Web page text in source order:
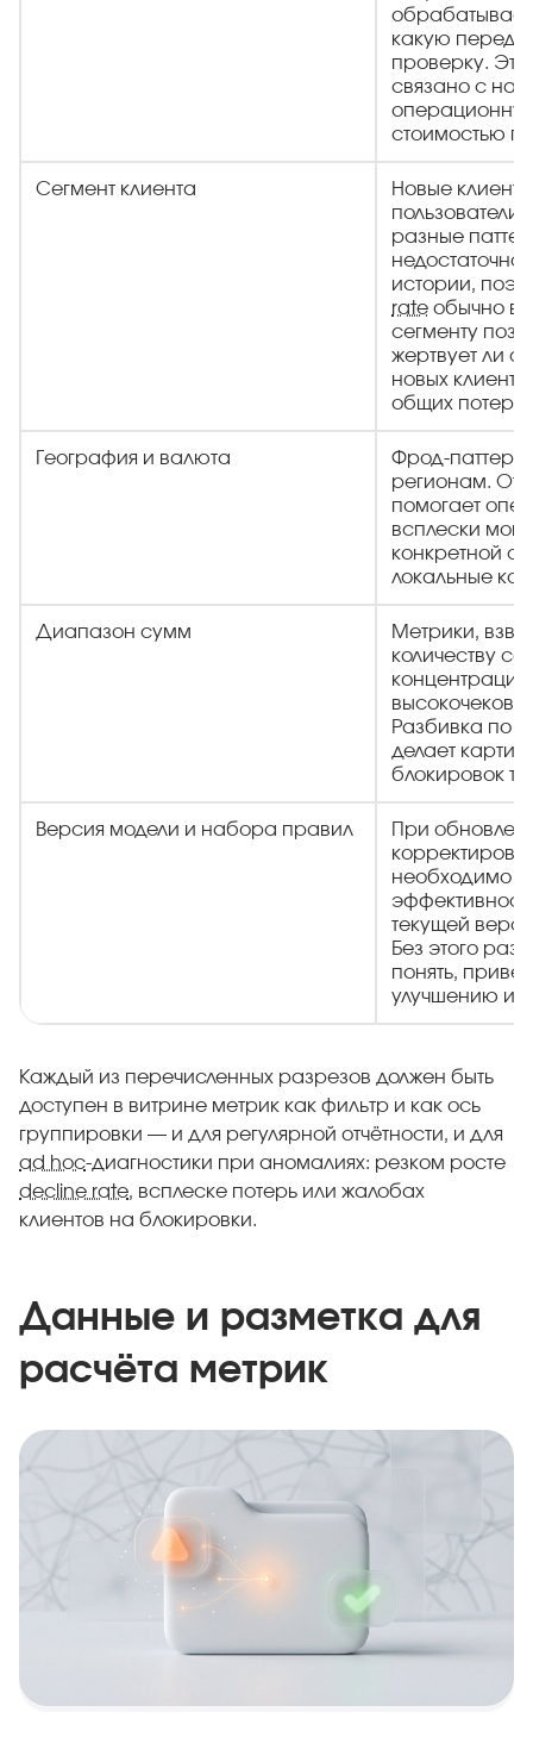
какую
проверку.
связано с
стоимостью
Сегмент клиента
Новые
пользователи
разные
недостаточно
истории,
rate обычно
сегменту
жертвует ли
новых
общих потерь.
География и валюта
Фрод-
регионам.
помогает
всплески
конкретной
локальные
Диапазон сумм
Метрики,
количеству
Разбивка по
делает
блокировок
Версия модели и набора правил
При
необходимо
текущей
Без этого
понять,
улучшению
Каждый из перечисленных разрезов должен быть
доступен в витрине метрик как фильтр и как ось
группировки — и для регулярной отчётности, и для
ad hoc-диагностики при аномалиях: резком росте
decline rate, всплеске потерь или жалобах
клиентов на блокировки.
Данные и разметка для
расчёта метрик